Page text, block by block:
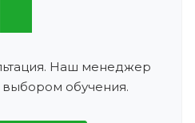
Наш менеджер
обучения.